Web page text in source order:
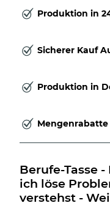
Produktion in
Sicherer Kauf
Produktion in
Mengenrabatte
Berufe-Tasse
ich löse
verstehst -